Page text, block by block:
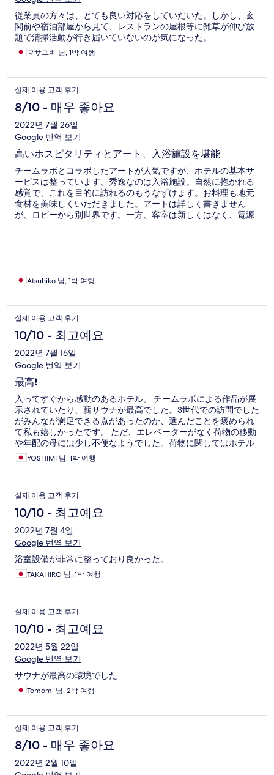
従業員の方々は、とても良い対応をしていだいた。しかし、玄
関前や宿泊部屋から見て、レストランの屋根等に雑草が伸び放
題で清掃活動が行き届いていないのが気になった。
マサユキ 님, 1박 여행
실제 이용 고객 후기
8/10 - 매우 좋아요
2022년 7월 26일
Google 번역 보기
高いホスピタリティとアート、入浴施設を堪能
チームラボとコラボしたアートが人気ですが、ホテルの基本サ
ービスは整っています。秀逸なのは入浴施設。自然に抱かれる
感覚で、これを目的に訪れるのもうなずけます。お料理も地元
食材を美味しくいただきました。アートは詳しく書きません
が、ロビーから別世界です。一方、客室は新しくはなく、電源
Atsuhiko 님, 1박 여행
실제 이용 고객 후기
10/10 - 최고예요
2022년 7월 16일
Google 번역 보기
最高❗️
入ってすぐから感動のあるホテル。 チームラボによる作品が展
示されていたり、薪サウナが最高でした。3世代での訪問でした
がみんなが満足できる点があったのか、選んだことを褒められ
て私も嬉しかったです。 ただ、エレベーターがなく荷物の移動
や年配の母には少し不便なようでした。荷物に関してはホテル
の方にお手伝いいただけたので、最終的には問題なかったで
す。
YOSHIMI 님, 1박 여행
실제 이용 고객 후기
10/10 - 최고예요
2022년 7월 4일
Google 번역 보기
浴室設備が非常に整っており良かった。
TAKAHIRO 님, 1박 여행
실제 이용 고객 후기
10/10 - 최고예요
2022년 5월 22일
Google 번역 보기
サウナが最高の環境でした
Tomomi 님, 2박 여행
실제 이용 고객 후기
8/10 - 매우 좋아요
2022년 2월 10일